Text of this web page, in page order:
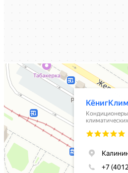
КёнигКлимат
Кондиционеры в Калининграде
Установка кондиционеров в Калининграде